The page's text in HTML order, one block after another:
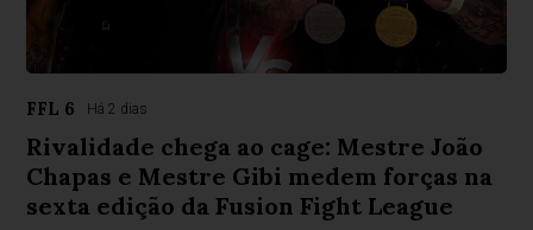
FFL 6 Há 2 dias
Rivalidade chega ao cage: Mestre João
Chapas e Mestre Gibi medem forças na
sexta edição da Fusion Fight League